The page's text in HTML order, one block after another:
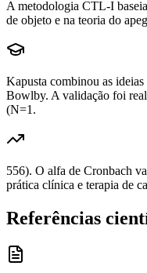
A metodologia CTL-I
de objeto e na teoria do
Kapusta combinou as
Bowlby. A validação foi
(N=1.
556). O alfa de Cronbach
prática clínica e terapia de
Referências